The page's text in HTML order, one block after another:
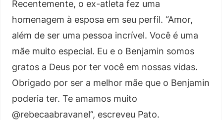
Recentemente, o ex-atleta fez uma
homenagem à esposa em seu perfil. “Amor,
além de ser uma pessoa incrível. Você é uma
mãe muito especial. Eu e o Benjamin somos
gratos a Deus por ter você em nossas vidas.
Obrigado por ser a melhor mãe que o Benjamin
poderia ter. Te amamos muito
@rebecaabravanel”, escreveu Pato.